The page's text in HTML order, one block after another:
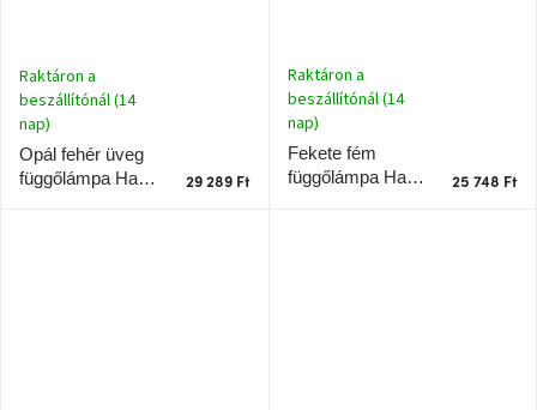
Opál fehér üveg
függőlámpa Halo
Raktáron a
beszállítónál (14
nap)
29 289 Ft
Fekete fém
függőlámpa Halo
Raktáron a
beszállítónál (14
nap)
25 748 Ft